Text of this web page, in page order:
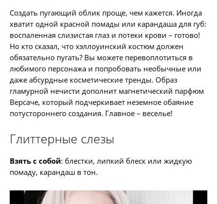
Создать пугающий облик проще, чем кажется. Иногда
хватит одной красной помады или карандаша для губ:
воспаленная слизистая глаз и потеки крови – готово!
Но кто сказал, что хэллоуинский костюм должен
обязательно пугать? Вы можете перевоплотиться в
любимого персонажа и попробовать необычные или
даже абсурдные косметические тренды. Образ
гламурной нечисти дополнит магнетический парфюм
Версаче, который подчеркивает неземное обаяние
потустороннего создания. Главное – веселье!
Глиттерные слезы
Взять с собой: блестки, липкий блеск или жидкую
помаду, карандаш в тон.